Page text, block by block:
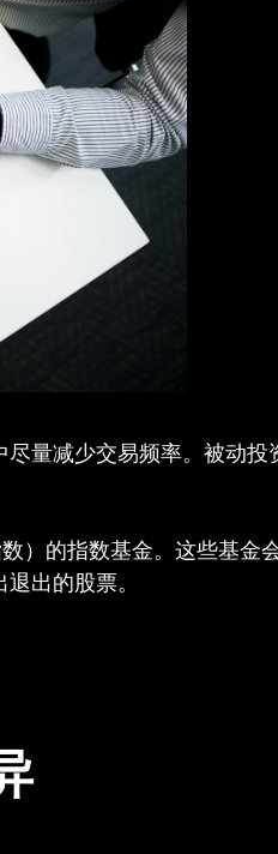
量减少交易频率。被动投
）的指数基金。这些基金
出的股票。